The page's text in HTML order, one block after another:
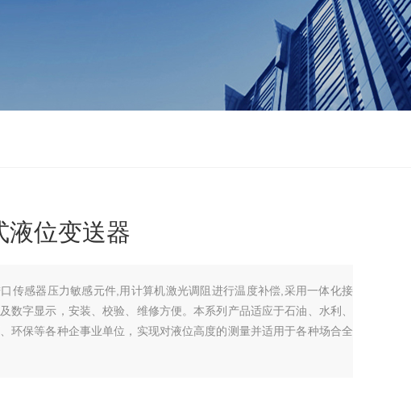
液位变送器
传感器压力敏感元件,用计算机激光调阻进行温度补偿,采用一体化接
数字显示，安装、校验、维修方便。本系列产品适应于石油、水利、
环保等各种企事业单位，实现对液位高度的测量并适用于各种场合全